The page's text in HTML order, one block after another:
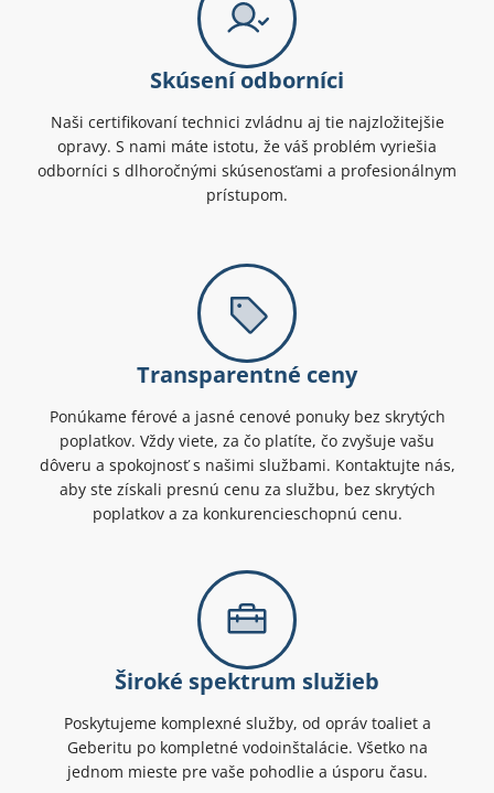
Skúsení odborníci
Naši certifikovaní technici zvládnu aj tie najzložitejšie
opravy. S nami máte istotu, že váš problém vyriešia
odborníci s dlhoročnými skúsenosťami a profesionálnym
prístupom.
Transparentné ceny
Ponúkame férové a jasné cenové ponuky bez skrytých
poplatkov. Vždy viete, za čo platíte, čo zvyšuje vašu
dôveru a spokojnosť s našimi službami. Kontaktujte nás,
aby ste získali presnú cenu za službu, bez skrytých
poplatkov a za konkurencieschopnú cenu.
Široké spektrum služieb
Poskytujeme komplexné služby, od opráv toaliet a
Geberitu po kompletné vodoinštalácie. Všetko na
jednom mieste pre vaše pohodlie a úsporu času.